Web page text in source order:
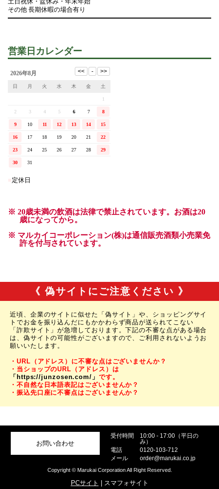
《 偽サイトにご注意ください 》
近頃、企業のサイトに似せた「偽サイト」や、ショッピングサイ
トでお金を振り込んだにもかかわらず商品が送られてこない
「詐欺サイト」が急増しております。下記の不審な点がある場合
は、偽サイトの可能性がございますので、ご利用されないようお
願いいたします。
・URL（アドレス）に不審な点はございませんか？
・当ショップのURL（アドレス）は
「https://junzosen.com/」 です。
・不自然な日本語表記はございませんか？
・振込先口座に不審点はございませんか？
お問い合わせ
受付時間
10:00 - 17:00（平日の
み）
電話
0120-103-712
メール
order@marukai.co.jp
Copyright © Marukai Corporation All Right Reserved.
PCサイト | スマフォサイト